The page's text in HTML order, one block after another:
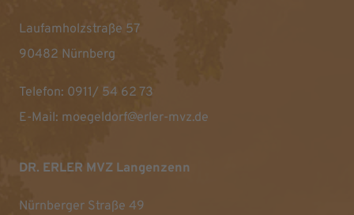
Laufamholzstraße 57
90482 Nürnberg
Telefon: 0911/ 54 62 73
E-Mail: moegeldorf@erler-mvz.de
DR. ERLER MVZ Langenzenn
Nürnberger Straße 49